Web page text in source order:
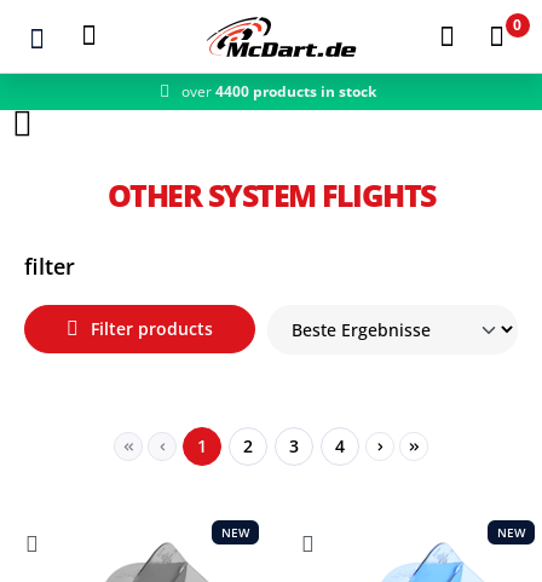
Zum Hauptinhalt springen
0
over4400 products in stock
OTHER SYSTEM FLIGHTS
filter
Filter products
Page
1 Page
2 Page
3 Page
4
NEW NEW